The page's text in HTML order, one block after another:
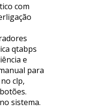
com
qtabps
e
para
clp,
sistema.